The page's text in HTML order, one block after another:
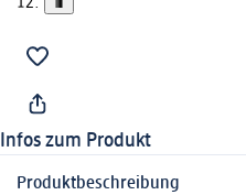
Infos zum Produkt
Produktbeschreibung